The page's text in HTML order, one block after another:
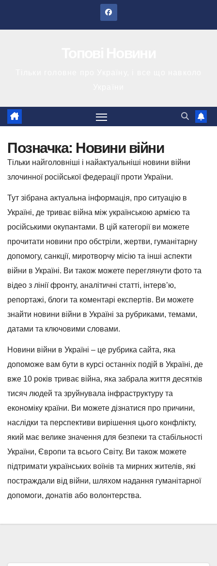
Позначка: Новини війни
Тільки найголовніші і найактуальніші новини війни
злочинної російської федерації проти України.
Тут зібрана актуальна інформація, про ситуацію в
Україні, де триває війна між українською армією та
російськими окупантами. В цій категорії ви можете
прочитати новини про обстріли, жертви, гуманітарну
допомогу, санкції, миротворчу місію та інші аспекти
війни в Україні. Ви також можете переглянути фото та
відео з лінії фронту, аналітичні статті, інтерв’ю,
репортажі, блоги та коментарі експертів. Ви можете
знайти новини війни в Україні за рубриками, темами,
датами та ключовими словами.
Новини війни в Україні – це рубрика сайта, яка
допоможе вам бути в курсі останніх подій в Україні, де
вже 10 років триває війна, яка забрала життя десятків
тисяч людей та зруйнувала інфраструктуру та
економіку країни. Ви можете дізнатися про причини,
наслідки та перспективи вирішення цього конфлікту,
який має велике значення для безпеки та стабільності
України, Європи та всього Світу. Ви також можете
підтримати українських воїнів та мирних жителів, які
постраждали від війни, шляхом надання гуманітарної
допомоги, донатів або волонтерства.